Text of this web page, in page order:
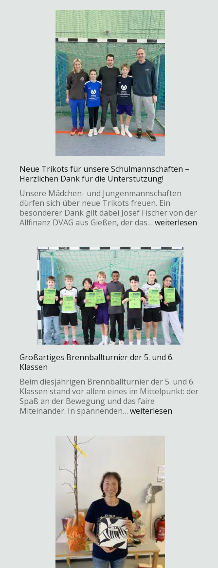
Neue Trikots für unsere Schulmannschaften –
Herzlichen Dank für die Unterstützung!
Unsere Mädchen- und Jungenmannschaften
dürfen sich über neue Trikots freuen. Ein
besonderer Dank gilt dabei Josef Fischer von der
Allfinanz DVAG aus Gießen, der das… weiterlesen
Großartiges Brennballturnier der 5. und 6.
Klassen
Beim diesjährigen Brennballturnier der 5. und 6.
Klassen stand vor allem eines im Mittelpunkt: der
Spaß an der Bewegung und das faire
Miteinander. In spannenden… weiterlesen